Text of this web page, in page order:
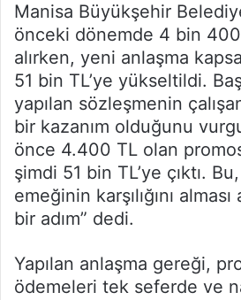
Manisa Büyükşehir
önceki dönemde 4 bin
alırken, yeni anlaşma
51 bin TL’ye yükseltildi.
yapılan sözleşmenin
bir kazanım olduğunu
önce 4.400 TL olan
şimdi 51 bin TL’ye çıktı. Bu,
emeğinin karşılığını
bir adım” dedi.
Yapılan anlaşma gereği,
ödemeleri tek seferde ve